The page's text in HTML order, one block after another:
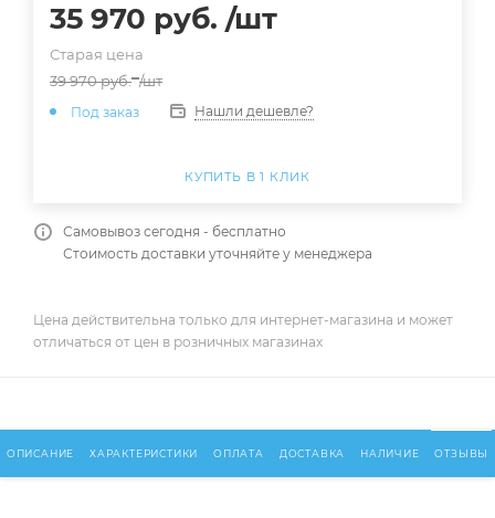
35 970 руб. /шт
Старая цена
39 970руб. /шт
Под заказ Нашли дешевле?
КУПИТЬ В 1 КЛИК
Самовывоз сегодня - бесплатно
Стоимость доставки уточняйте у менеджера
Цена действительна только для интернет-магазина и может
отличаться от цен в розничных магазинах
ОПИСАНИЕ ХАРАКТЕРИСТИКИ ОПЛАТА ДОСТАВКА НАЛИЧИЕ ОТЗЫВЫ